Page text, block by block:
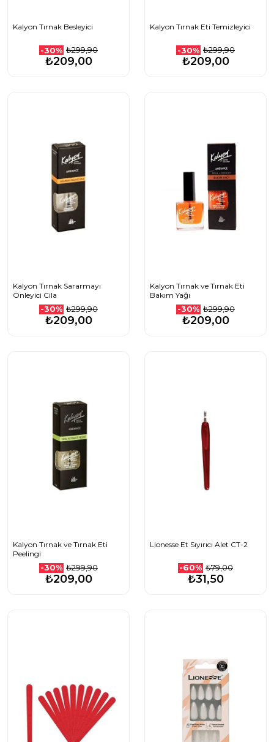
Kalyon Tırnak Besleyici
-30% ₺299,90
₺209,00
Kalyon Tırnak Eti Temizleyici
-30% ₺299,90
₺209,00
Kalyon Tırnak Sararmayı
Önleyici Cila
-30% ₺299,90
₺209,00
Kalyon Tırnak ve Tırnak Eti
Bakım Yağı
-30% ₺299,90
₺209,00
Kalyon Tırnak ve Tırnak Eti
Peelingi
-30% ₺299,90
₺209,00
Lionesse Et Sıyırıcı Alet CT-2
-60% ₺79,00
₺31,50